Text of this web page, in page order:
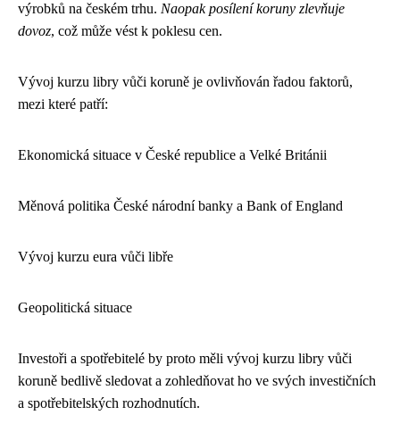
výrobků na českém trhu. Naopak posílení koruny zlevňuje
dovoz, což může vést k poklesu cen.
Vývoj kurzu libry vůči koruně je ovlivňován řadou faktorů,
mezi které patří:
Ekonomická situace v České republice a Velké Británii
Měnová politika České národní banky a Bank of England
Vývoj kurzu eura vůči libře
Geopolitická situace
Investoři a spotřebitelé by proto měli vývoj kurzu libry vůči
koruně bedlivě sledovat a zohledňovat ho ve svých investičních
a spotřebitelských rozhodnutích.